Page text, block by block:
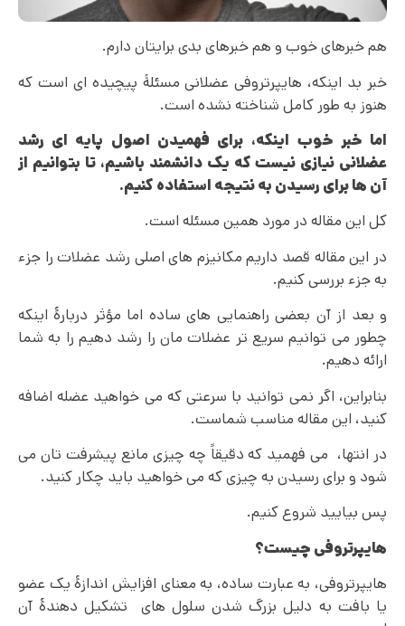
هم خبرهای خوب و هم خبرهای بدی برایتان دارم.
خبر بد اینکه، هایپرتروفی عضلانی مسئلۀ پیچیده ای است که
هنوز به طور کامل شناخته نشده است.
اما خبر خوب اینکه، برای فهمیدن اصول پایه ای رشد
عضلانی نیازی نیست که یک دانشمند باشیم، تا بتوانیم از
آن ها برای رسیدن به نتیجه استفاده کنیم.
کل این مقاله در مورد همین مسئله است.
در این مقاله قصد داریم مکانیزم های اصلی رشد عضلات را جزء
به جزء بررسی کنیم.
و بعد از آن بعضی راهنمایی های ساده اما مؤثر دربارۀ اینکه
چطور می توانیم سریع تر عضلات مان را رشد دهیم را به شما
ارائه دهیم.
بنابراین، اگر نمی توانید با سرعتی که می خواهید عضله اضافه
کنید، این مقاله مناسب شماست.
در انتها، می فهمید که دقیقاً چه چیزی مانع پیشرفت تان می
شود و برای رسیدن به چیزی که می خواهید باید چکار کنید.
پس بیایید شروع کنیم.
هایپرتروفی چیست؟
هایپرتروفی، به عبارت ساده، به معنای افزایش اندازۀ یک عضو
یا بافت به دلیل بزرگ شدن سلول های تشکیل دهندۀ آن